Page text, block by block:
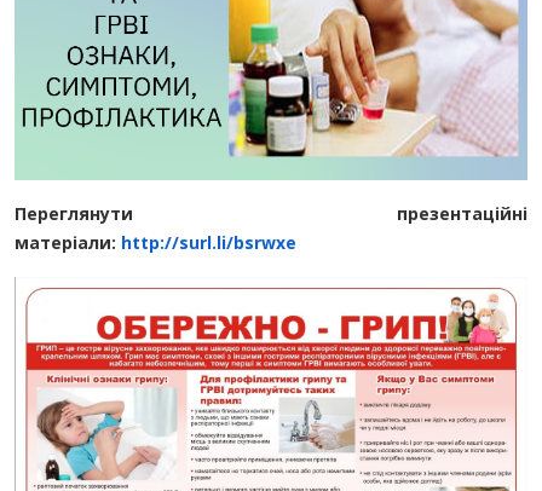
Переглянути презентаційні
матеріали: http://surl.li/bsrwxe